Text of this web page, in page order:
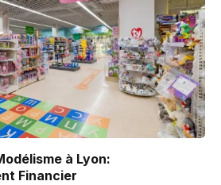
à Lyon:
Financier